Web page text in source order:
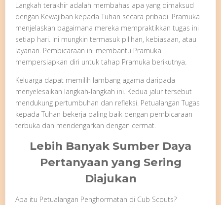
Langkah terakhir adalah membahas apa yang dimaksud
dengan Kewajiban kepada Tuhan secara pribadi. Pramuka
menjelaskan bagaimana mereka mempraktikkan tugas ini
setiap hari. Ini mungkin termasuk pilihan, kebiasaan, atau
layanan. Pembicaraan ini membantu Pramuka
mempersiapkan diri untuk tahap Pramuka berikutnya.
Keluarga dapat memilih lambang agama daripada
menyelesaikan langkah-langkah ini. Kedua jalur tersebut
mendukung pertumbuhan dan refleksi. Petualangan Tugas
kepada Tuhan bekerja paling baik dengan pembicaraan
terbuka dan mendengarkan dengan cermat.
Lebih Banyak Sumber Daya
Pertanyaan yang Sering
Diajukan
Apa itu Petualangan Penghormatan di Cub Scouts?